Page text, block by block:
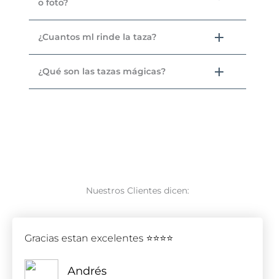
o foto?
¿Cuantos ml rinde la taza?
¿Qué son las tazas mágicas?
Nuestros Clientes dicen:
Gracias estan excelentes ⭐⭐⭐⭐
Andrés